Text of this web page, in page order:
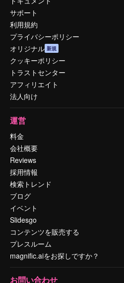
サポート
利用規約
プライバシーポリシー
オリジナル 新規
クッキーポリシー
トラストセンター
アフィリエイト
法人向け
運営
料金
会社概要
Reviews
採用情報
検索トレンド
ブログ
イベント
Slidesgo
コンテンツを販売する
プレスルーム
magnific.aiをお探しですか？
お問い合わせ